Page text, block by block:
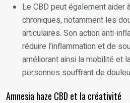
Le CBD peut également aider
chroniques, notamment les
articulaires. Son action anti-
réduire l’inflammation et de
améliorant ainsi la mobilité et
personnes souffrant de
Amnesia haze CBD et la créativité